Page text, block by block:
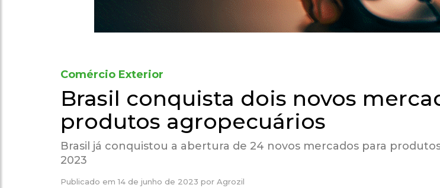
Comércio Exterior
Brasil conquista dois novos
produtos agropecuários
Brasil já conquistou a abertura de 24 novos mercados para
2023
Publicado em14 de junho de 2023 por Agrozil